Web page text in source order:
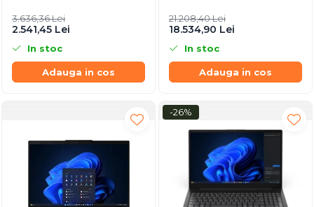
3.636,36 Lei
2.541,45 Lei
In stoc
Adauga in cos
SSD, Wi‑Fi 7, 5G, W11P, 3Y
Premier
21.208,40 Lei
18.534,90 Lei
In stoc
Adauga in cos
-26%